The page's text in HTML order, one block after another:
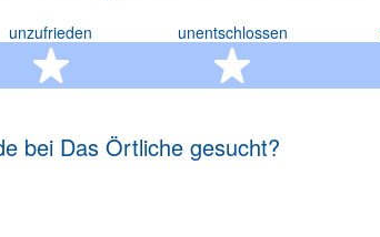
unzufrieden
2 Sterne
unentschlossen
3 Sterne
bei Das Örtliche gesucht?